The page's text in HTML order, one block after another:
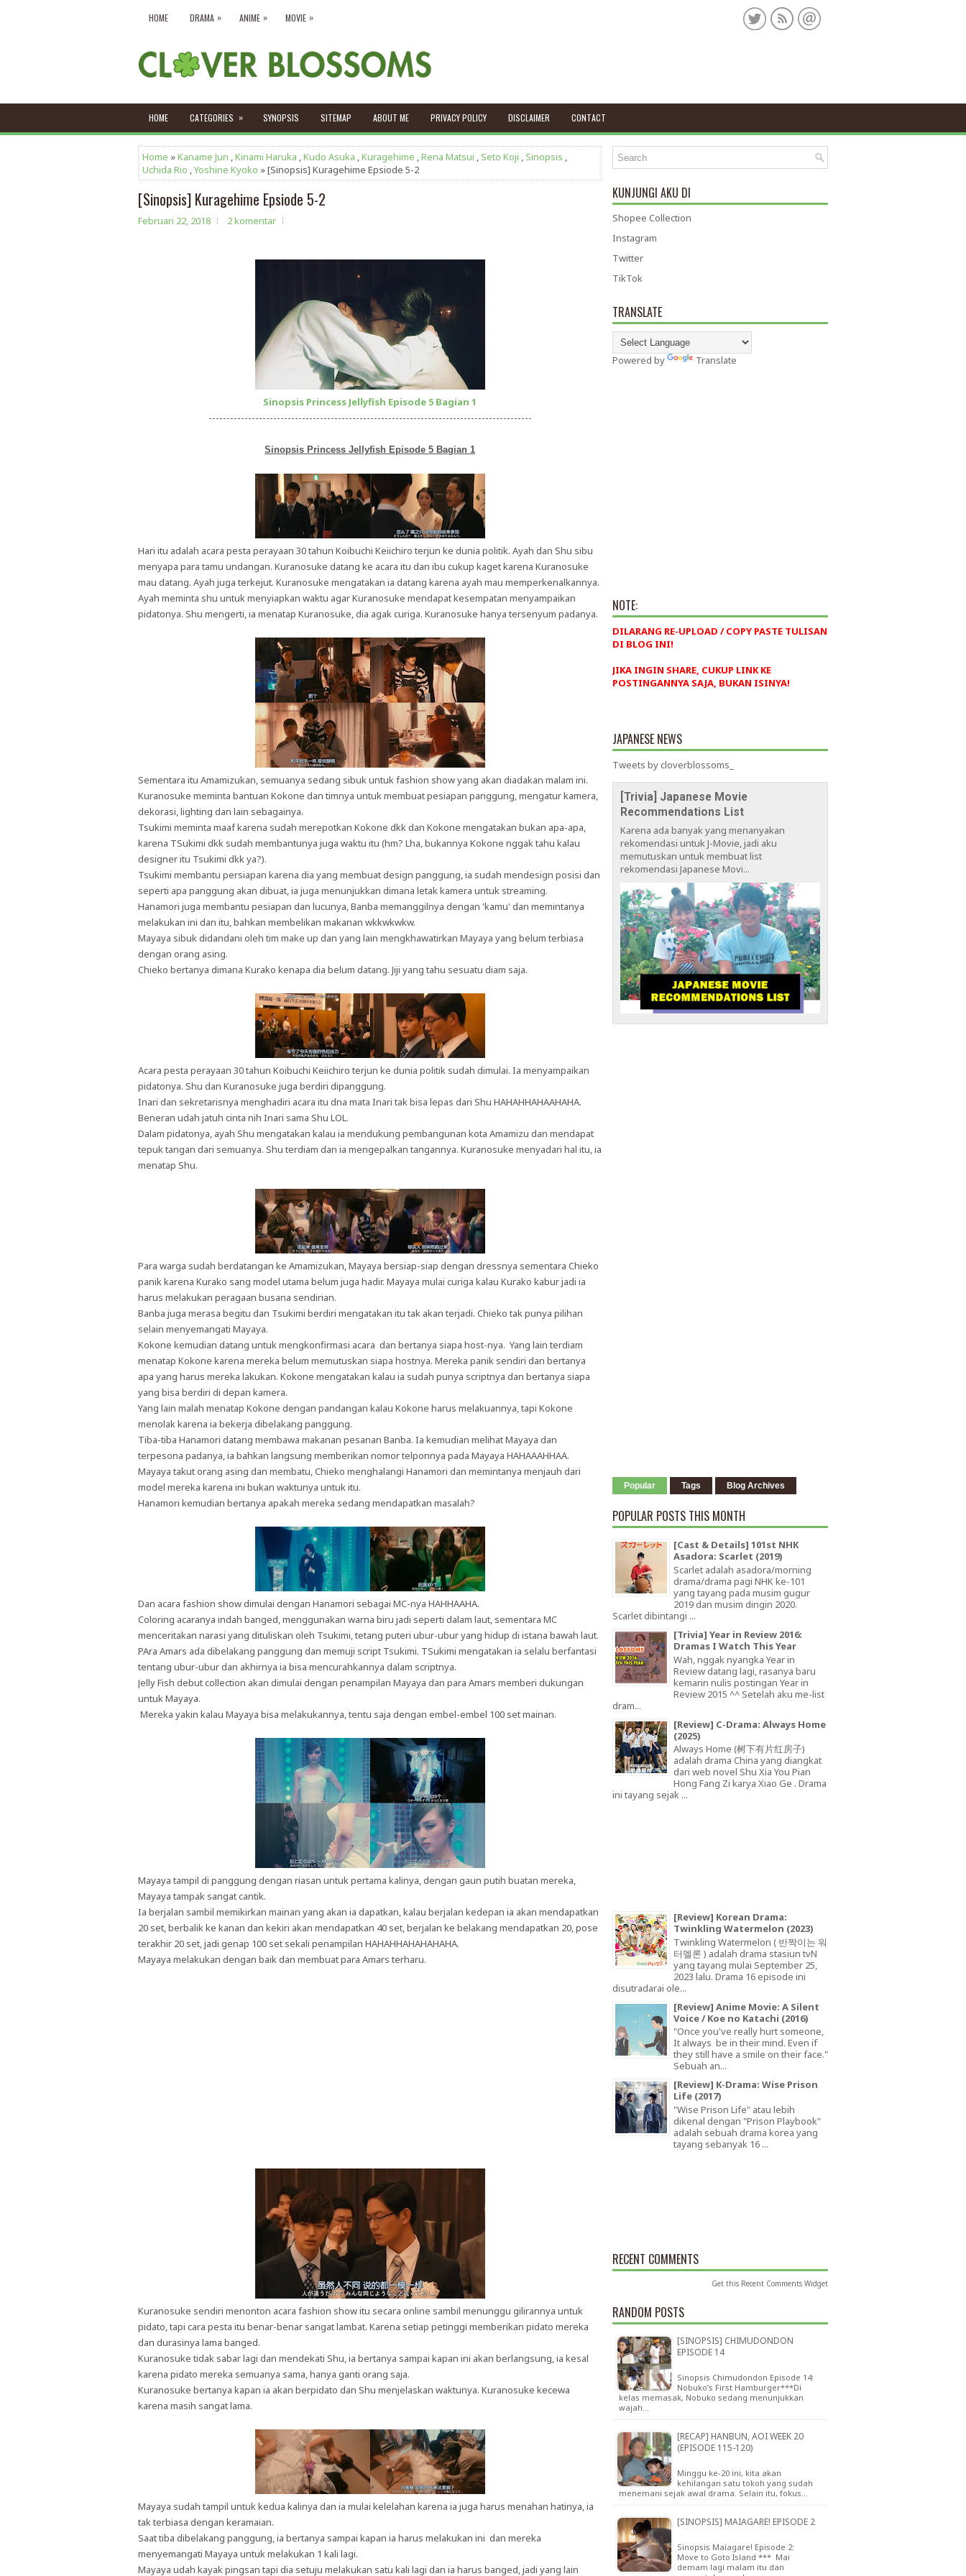
HOME DRAMA » ANIME » MOVIE »
HOME CATEGORIES » SYNOPSIS SITEMAP ABOUT ME PRIVACY POLICY DISCLAIMER CONTACT
Home »Kaname Jun ,Kinami Haruka ,Kudo Asuka ,Kuragehime ,Rena Matsui , Seto Koji , Sinopsis ,
Uchida Rio ,Yoshine Kyoko » [Sinopsis] Kuragehime Epsiode 5-2
[Sinopsis] Kuragehime Epsiode 5-2
Februari 22, 2018 2 komentar
Sinopsis Princess Jellyfish Episode 5 Bagian 1
------------------------------------------------------------------------------------------
Sinopsis Princess Jellyfish Episode 5 Bagian 1
Hari itu adalah acara pesta perayaan 30 tahun Koibuchi Keiichiro terjun ke dunia politik. Ayah dan Shu sibu
menyapa para tamu undangan. Kuranosuke datang ke acara itu dan ibu cukup kaget karena Kuranosuke
mau datang. Ayah juga terkejut. Kuranosuke mengatakan ia datang karena ayah mau memperkenalkannya.
Ayah meminta shu untuk menyiapkan waktu agar Kuranosuke mendapat kesempatan menyampaikan
pidatonya. Shu mengerti, ia menatap Kuranosuke, dia agak curiga. Kuranosuke hanya tersenyum padanya.
Sementara itu Amamizukan, semuanya sedang sibuk untuk fashion show yang akan diadakan malam ini.
Kuranosuke meminta bantuan Kokone dan timnya untuk membuat pesiapan panggung, mengatur kamera,
dekorasi, lighting dan lain sebagainya.
Tsukimi meminta maaf karena sudah merepotkan Kokone dkk dan Kokone mengatakan bukan apa-apa,
karena TSukimi dkk sudah membantunya juga waktu itu (hm? Lha, bukannya Kokone nggak tahu kalau
designer itu Tsukimi dkk ya?).
Tsukimi membantu persiapan karena dia yang membuat design panggung, ia sudah mendesign posisi dan
seperti apa panggung akan dibuat, ia juga menunjukkan dimana letak kamera untuk streaming.
Hanamori juga membantu pesiapan dan lucunya, Banba memanggilnya dengan 'kamu' dan memintanya
melakukan ini dan itu, bahkan membelikan makanan wkkwkwkw.
Mayaya sibuk didandani oleh tim make up dan yang lain mengkhawatirkan Mayaya yang belum terbiasa
dengan orang asing.
Chieko bertanya dimana Kurako kenapa dia belum datang. Jiji yang tahu sesuatu diam saja.
Acara pesta perayaan 30 tahun Koibuchi Keiichiro terjun ke dunia politik sudah dimulai. Ia menyampaikan
pidatonya. Shu dan Kuranosuke juga berdiri dipanggung.
Inari dan sekretarisnya menghadiri acara itu dna mata Inari tak bisa lepas dari Shu HAHAHHAHAAHAHA.
Beneran udah jatuh cinta nih Inari sama Shu LOL.
Dalam pidatonya, ayah Shu mengatakan kalau ia mendukung pembangunan kota Amamizu dan mendapat
tepuk tangan dari semuanya. Shu terdiam dan ia mengepalkan tangannya. Kuranosuke menyadari hal itu, ia
menatap Shu.
Para warga sudah berdatangan ke Amamizukan, Mayaya bersiap-siap dengan dressnya sementara Chieko
panik karena Kurako sang model utama belum juga hadir. Mayaya mulai curiga kalau Kurako kabur jadi ia
harus melakukan peragaan busana sendirian.
Banba juga merasa begitu dan Tsukimi berdiri mengatakan itu tak akan terjadi. Chieko tak punya pilihan
selain menyemangati Mayaya.
Kokone kemudian datang untuk mengkonfirmasi acara dan bertanya siapa host-nya. Yang lain terdiam
menatap Kokone karena mereka belum memutuskan siapa hostnya. Mereka panik sendiri dan bertanya
apa yang harus mereka lakukan. Kokone mengatakan kalau ia sudah punya scriptnya dan bertanya siapa
yang bisa berdiri di depan kamera.
Yang lain malah menatap Kokone dengan pandangan kalau Kokone harus melakuannya, tapi Kokone
menolak karena ia bekerja dibelakang panggung.
Tiba-tiba Hanamori datang membawa makanan pesanan Banba. Ia kemudian melihat Mayaya dan
terpesona padanya, ia bahkan langsung memberikan nomor telponnya pada Mayaya HAHAAAHHAA.
Mayaya takut orang asing dan membatu, Chieko menghalangi Hanamori dan memintanya menjauh dari
model mereka karena ini bukan waktunya untuk itu.
Hanamori kemudian bertanya apakah mereka sedang mendapatkan masalah?
Dan acara fashion show dimulai dengan Hanamori sebagai MC-nya HAHHAAHA.
Coloring acaranya indah banged, menggunakan warna biru jadi seperti dalam laut, sementara MC
menceritakan narasi yang dituliskan oleh Tsukimi, tetang puteri ubur-ubur yang hidup di istana bawah laut.
PAra Amars ada dibelakang panggung dan memuji script Tsukimi. TSukimi mengatakan ia selalu berfantasi
tentang ubur-ubur dan akhirnya ia bisa mencurahkannya dalam scriptnya.
Jelly Fish debut collection akan dimulai dengan penampilan Mayaya dan para Amars memberi dukungan
untuk Mayaya.
Mereka yakin kalau Mayaya bisa melakukannya, tentu saja dengan embel-embel 100 set mainan.
Mayaya tampil di panggung dengan riasan untuk pertama kalinya, dengan gaun putih buatan mereka,
Mayaya tampak sangat cantik.
Ia berjalan sambil memikirkan mainan yang akan ia dapatkan, kalau berjalan kedepan ia akan mendapatkan
20 set, berbalik ke kanan dan kekiri akan mendapatkan 40 set, berjalan ke belakang mendapatkan 20, pose
terakhir 20 set, jadi genap 100 set sekali penampilan HAHAHHAHAHAHAHA.
Mayaya melakukan dengan baik dan membuat para Amars terharu.
Kuranosuke sendiri menonton acara fashion show itu secara online sambil menunggu gilirannya untuk
pidato, tapi cara pesta itu benar-benar sangat lambat. Karena setiap petinggi memberikan pidato mereka
dan durasinya lama banged.
Kuranosuke tidak sabar lagi dan mendekati Shu, ia bertanya sampai kapan ini akan berlangsung, ia kesal
karena pidato mereka semuanya sama, hanya ganti orang saja.
Kuranosuke bertanya kapan ia akan berpidato dan Shu menjelaskan waktunya. Kuranosuke kecewa
karena masih sangat lama.
Mayaya sudah tampil untuk kedua kalinya dan ia mulai kelelahan karena ia juga harus menahan hatinya, ia
tak terbiasa dengan keramaian.
Saat tiba dibelakang panggung, ia bertanya sampai kapan ia harus melakukan ini dan mereka
menyemangati Mayaya untuk melakukan 1 kali lagi.
Mayaya udah kayak pingsan tapi dia setuju melakukan satu kali lagi dan ia harus banged, jadi yang lain
KUNJUNGI AKU DI
Shopee Collection
Instagram
Twitter
TikTok
TRANSLATE
Powered by Translate
NOTE:
DILARANG RE-UPLOAD / COPY PASTE TULISAN
DI BLOG INI!
JIKA INGIN SHARE, CUKUP LINK KE
POSTINGANNYA SAJA, BUKAN ISINYA!
JAPANESE NEWS
Tweets by cloverblossoms_
[Trivia] Japanese Movie
Recommendations List
Karena ada banyak yang menanyakan
rekomendasi untuk J-Movie, jadi aku
memutuskan untuk membuat list
rekomendasi Japanese Movi...
Popular Tags Blog Archives
POPULAR POSTS THIS MONTH
[Cast & Details] 101st NHK
Asadora: Scarlet (2019)
Scarlet adalah asadora/morning
drama/drama pagi NHK ke-101
yang tayang pada musim gugur
2019 dan musim dingin 2020.
Scarlet dibintangi ...
[Trivia] Year in Review 2016:
Dramas I Watch This Year
Wah, nggak nyangka Year in
Review datang lagi, rasanya baru
kemarin nulis postingan Year in
Review 2015 ^^ Setelah aku me-list
dram...
[Review] C-Drama: Always Home
(2025)
Always Home (树下有片红房子)
adalah drama China yang diangkat
dari web novel Shu Xia You Pian
Hong Fang Zi karya Xiao Ge . Drama
ini tayang sejak ...
[Review] Korean Drama:
Twinkling Watermelon (2023)
Twinkling Watermelon ( 반짝이는 워
터멜론 ) adalah drama stasiun tvN
yang tayang mulai September 25,
2023 lalu. Drama 16 episode ini
disutradarai ole...
[Review] Anime Movie: A Silent
Voice / Koe no Katachi (2016)
"Once you've really hurt someone,
It always be in their mind. Even if
they still have a smile on their face."
Sebuah an...
[Review] K-Drama: Wise Prison
Life (2017)
"Wise Prison Life" atau lebih
dikenal dengan "Prison Playbook"
adalah sebuah drama korea yang
tayang sebanyak 16 ...
RECENT COMMENTS
Get this Recent Comments Widget
RANDOM POSTS
[SINOPSIS] CHIMUDONDON
EPISODE 14
Sinopsis Chimudondon Episode 14:
Nobuko’s First Hamburger***Di
kelas memasak, Nobuko sedang menunjukkan
wajah…
[RECAP] HANBUN, AOI WEEK 20
(EPISODE 115-120)
Minggu ke-20 ini, kita akan
kehilangan satu tokoh yang sudah
menemani sejak awal drama. Selain itu, fokus…
[SINOPSIS] MAIAGARE! EPISODE 2
Sinopsis Maiagare! Episode 2:
Move to Goto Island *** Mai
demam lagi malam itu dan